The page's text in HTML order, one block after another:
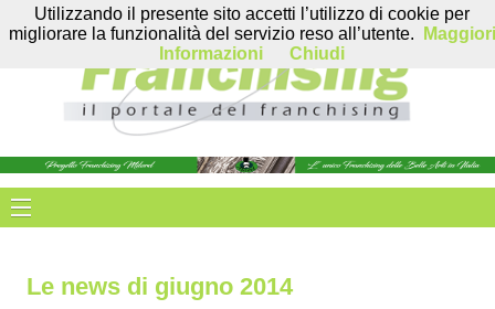
Le news di giugno 2014
Utilizzando il presente sito accetti l’utilizzo di cookie per
migliorare la funzionalità del servizio reso all’utente.
Maggiori
Informazioni
Chiudi